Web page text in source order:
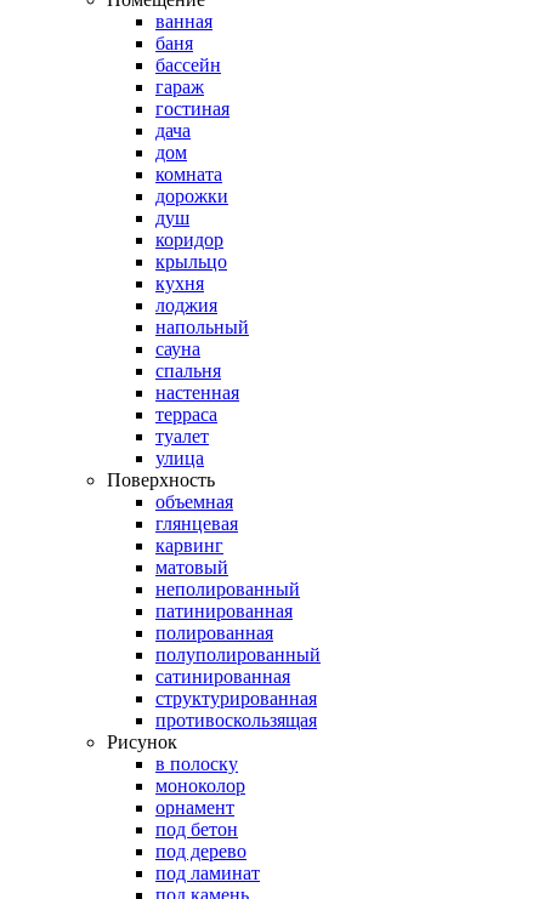
ванная
баня
бассейн
гараж
гостиная
дача
дом
комната
дорожки
душ
коридор
крыльцо
кухня
лоджия
напольный
сауна
спальня
настенная
терраса
туалет
улица
Поверхность
объемная
глянцевая
карвинг
матовый
неполированный
патинированная
полированная
полуполированный
сатинированная
структурированная
противоскользящая
Рисунок
в полоску
моноколор
орнамент
под бетон
под дерево
под ламинат
под камень